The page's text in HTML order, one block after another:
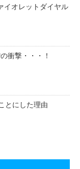
イオレットダイヤル
衝撃・・・！
とにした理由